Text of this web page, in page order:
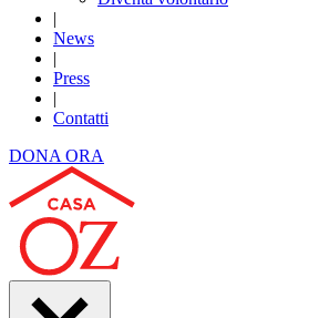
|
News
|
Press
|
Contatti
DONA ORA